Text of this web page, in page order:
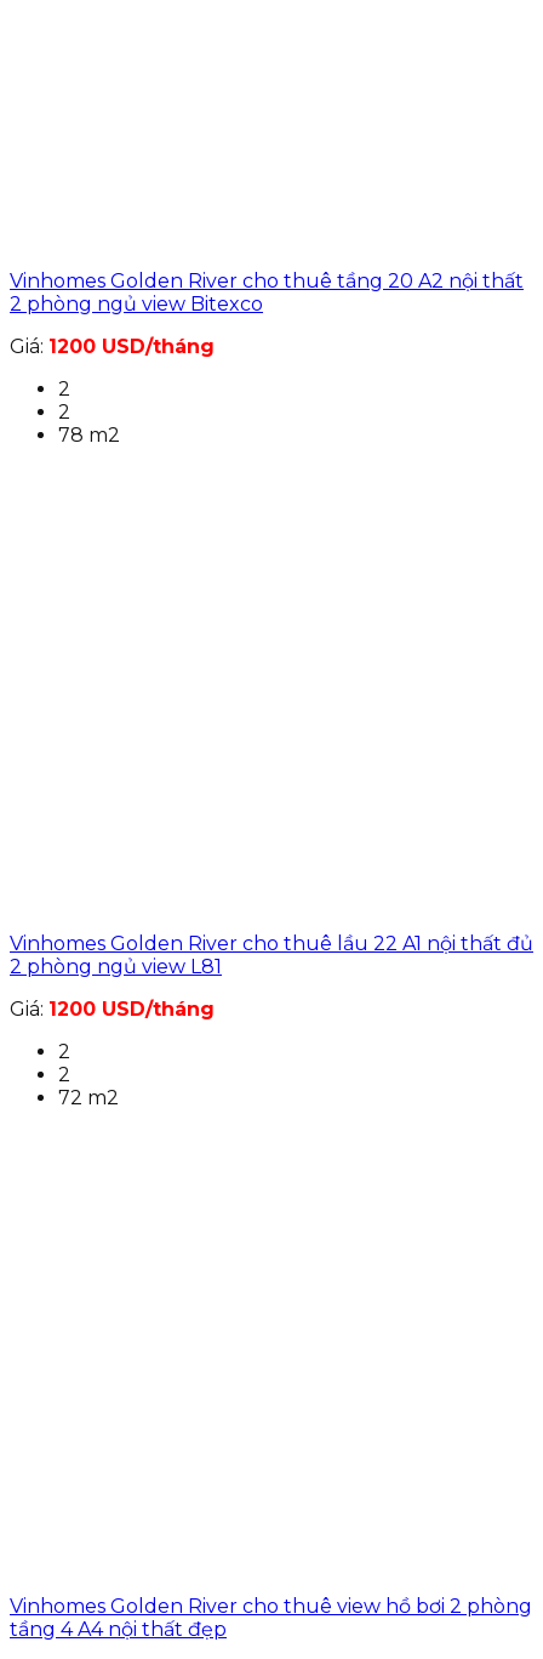
Vinhomes Golden River cho thuê tầng 20 A2 nội thất
2 phòng ngủ view Bitexco
Giá: 1200 USD/tháng
2
2
78 m2
Vinhomes Golden River cho thuê lầu 22 A1 nội thất đủ
2 phòng ngủ view L81
Giá: 1200 USD/tháng
2
2
72 m2
Vinhomes Golden River cho thuê view hồ bơi 2 phòng
tầng 4 A4 nội thất đẹp